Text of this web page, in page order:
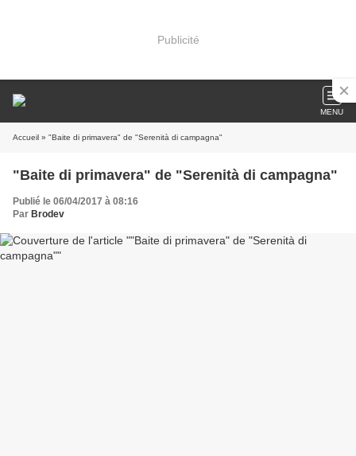
Publicité
MENU
Accueil » "Baite di primavera" de "Serenità di campagna"
"Baite di primavera" de "Serenità di campagna"
Publié le 06/04/2017 à 08:16
Par Brodev